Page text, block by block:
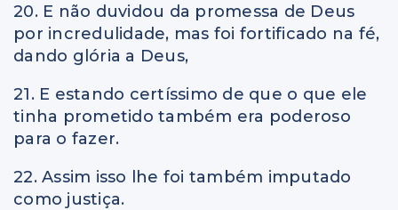
20. E não duvidou da promessa de Deus
por incredulidade, mas foi fortificado na fé,
dando glória a Deus,
21. E estando certíssimo de que o que ele
tinha prometido também era poderoso
para o fazer.
22. Assim isso lhe foi também imputado
como justiça.